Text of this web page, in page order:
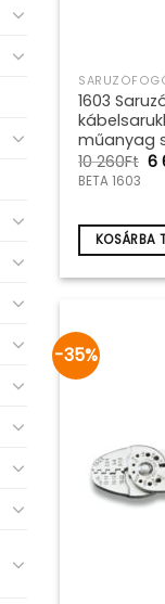
1603
műanyag
10 260Ft 6
BETA 1603
KOSÁRBA
-35%